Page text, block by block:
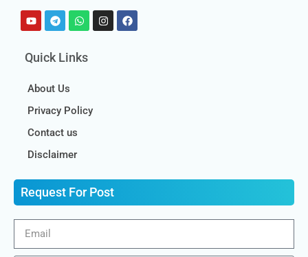
Quick Links
About Us
Privacy Policy
Contact us
Disclaimer
Request For Post